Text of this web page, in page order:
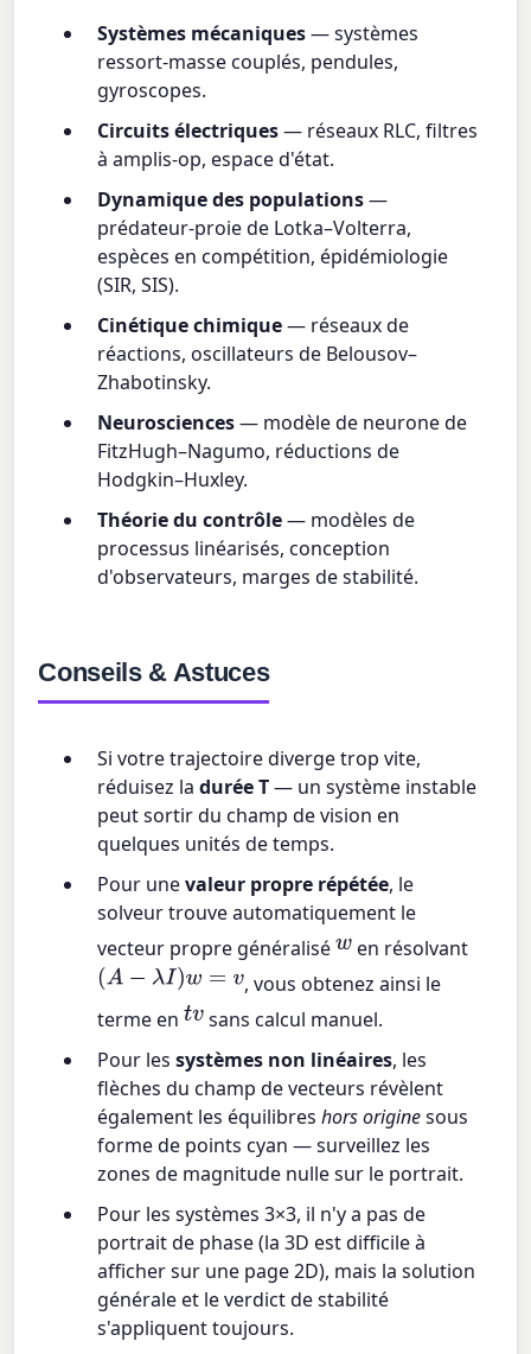
Systèmes mécaniques— systèmes
ressort-masse couplés, pendules,
gyroscopes.
Circuits électriques— réseaux RLC, filtres
à amplis-op, espace d'état.
Dynamique des populations—
prédateur-proie de Lotka–Volterra,
espèces en compétition, épidémiologie
(SIR, SIS).
Cinétique chimique— réseaux de
réactions, oscillateurs de Belousov–
Zhabotinsky.
Neurosciences— modèle de neurone de
FitzHugh–Nagumo, réductions de
Hodgkin–Huxley.
Théorie du contrôle— modèles de
processus linéarisés, conception
d'observateurs, marges de stabilité.
Conseils & Astuces
Si votre trajectoire diverge trop vite,
réduisez ladurée T— un système instable
peut sortir du champ de vision en
quelques unités de temps.
Pour unevaleur propre répétée, le
solveur trouve automatiquement le
vecteur propre généraliséw en résolvant
(A− λI) w=v
, vous obtenez ainsi le
terme entvsans calcul manuel.
Pour lessystèmes non linéaires, les
flèches du champ de vecteurs révèlent
également les équilibreshors originesous
forme de points cyan — surveillez les
zones de magnitude nulle sur le portrait.
Pour les systèmes 3×3, il n'y a pas de
portrait de phase (la 3D est difficile à
afficher sur une page 2D), mais la solution
générale et le verdict de stabilité
s'appliquent toujours.